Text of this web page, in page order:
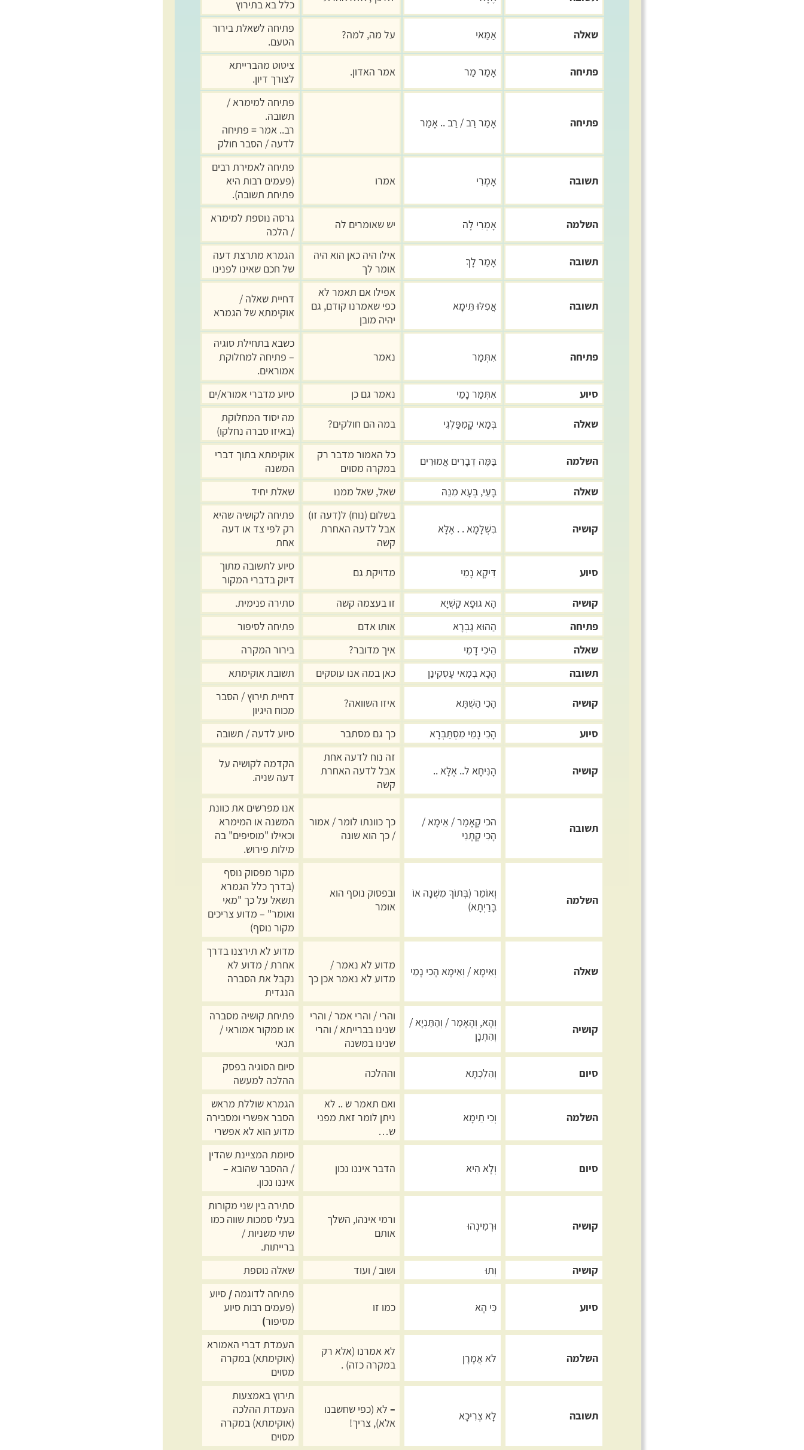
כלל בא בתירוץ
שאלה אַמַּאי על מה, למה?
פתיחה לשאלת בירור
הטעם.
פתיחה אָמַר מַר אמר האדון.
ציטוט מהברייתא
לצורך דיון.
פתיחה אָמַר רַב / רַב .. אָמַר
פתיחה למימרא /
תשובה.
רב.. אמר = פתיחה
לדעה / הסבר חולק
תשובה אָמְרִי אמרו
פתיחה לאמירת רבים
(פעמים רבות היא
פתיחת תשובה).
השלמה אָמְרִי לָה יש שאומרים לה
גרסה נוספת למימרא
/ הלכה
תשובה אָמַר לָךְ
אילו היה כאן הוא היה
אומר לך
הגמרא מתרצת דעה
של חכם שאינו לפנינו
תשובה אֲפִלּוּ תֵּימָא
אפילו אם תאמר לא
כפי שאמרנו קודם, גם
יהיה מובן
דחיית שאלה /
אוקימתא של הגמרא
פתיחה אִתְּמַר נאמר
כשבא בתחילת סוגיה
– פתיחה למחלוקת
אמוראים.
סיוע
אִתְּמַר נָמֵי נאמר גם כן סיוע מדברי אמורא/ים
שאלה בְּמַאי קָמִפַּלְגִי במה הם חולקים?
מה יסוד המחלוקת
(באיזו סברה נחלקו)
השלמה בַּמֶּה דְבָרִים אֲמוּרִים
כל האמור מדבר רק
במקרה מסוים
אוקימתא בתוך דברי
המשנה
שאלה
בָּעֵי, בְּעָא מִנֵּהּ שאל, שאל ממנו שאלת יחיד
קושיה בִּשְׁלָמָא . . אֶלָּא
בשלום (נוח) ל(דעה זו)
אבל לדעה האחרת
קשה
פתיחה לקושיה שהיא
רק לפי צד או דעה
אחת
סיוע דִּיקָא נָמֵי מדויקת גם
סיוע לתשובה מתוך
דיוק בדברי המקור
קושיה
הָא גוּפָא קַשְׁיָא זו בעצמה קשה
סתירה פנימית.
פתיחה
הַהוּא גַבְרָא אותו אדם
פתיחה לסיפור
שאלה
הֵיכִי דָמֵי איך מדובר?
בירור המקרה
תשובה
הָכָא בְמַאי עָסְקִינַן כאן במה אנו עוסקים תשובת אוקימתא
קושיה הָכִי הַשְׁתָּא איזו השוואה?
דחיית תירוץ / הסבר
מכוח היגיון
סיוע
הָכִי נָמֵי מִסְתַּבְּרָא כך גם מסתבר סיוע לדעה / תשובה
קושיה הָנִּיחָא ל.. אֶלָּא ..
זה נוח לדעה אחת
אבל לדעה האחרת
קשה
הקדמה לקושיה על
דעה שניה.
תשובה
הכי קָאָמַר / אֵימָא /
הָכִי קָתָנֵי
כך כוונתו לומר / אמור
/ כך הוא שונה
אנו מפרשים את כוונת
המשנה או המימרא
וכאילו "מוסיפים" בה
מילות פירוש.
השלמה
וְאוֹמֵר (בְּתוֹךְ מִשְׁנָה אוֹ
בָּרַיְתָא)
ובפסוק נוסף הוא
אומר
מקור מפסוק נוסף
(בדרך כלל הגמרא
תשאל על כך "מאי
ואומר" – מדוע צריכים
מקור נוסף)
שאלה וְאֵימָא / וְאֵימָא הָכִי נָמֵי
מדוע לא נאמר /
מדוע לא נאמר אכן כך
מדוע לא תירצנו בדרך
אחרת / מדוע לא
נקבל את הסברה
הנגדית
קושיה
וְהָא, וְהָאָמַר / וְהַתַּנְיָא /
וְהִתְנָן
והרי / והרי אמר / והרי
שנינו בברייתא / והרי
שנינו במשנה
פתיחת קושיה מסברה
או ממקור אמוראי /
תנאי
סיום וְהִלְכְתָא וההלכה
סיום הסוגיה בפסק
ההלכה למעשה
השלמה וְכִי תֵימָא
ואם תאמר ש .. לא
ניתן לומר זאת מפני
ש…
הגמרא שוללת מראש
הסבר אפשרי ומסבירה
מדוע הוא לא אפשרי
סיום וְלָא הִיא הדבר איננו נכון
סיומת המציינת שהדין
/ ההסבר שהובא –
איננו נכון.
קושיה וּרְמִינְהוּ
ורמי אינהו, השלך
אותם
סתירה בין שני מקורות
בעלי סמכות שווה כמו
שתי משניות /
ברייתות.
קושיה
וְתוּ ושוב / ועוד שאלה נוספת
סיוע כִּי הָא כמו זו
פתיחה לדוגמה /סיוע
(פעמים רבות סיוע
מסיפור)
השלמה לֹא אֲמָרָן
לא אמרנו (אלא רק
במקרה כזה) .
העמדת דברי האמורא
(אוקימתא) במקרה
מסוים
תשובה לָא צְרִיכָא – לא (כפי שחשבנו
אלא), צריך!
תירוץ באמצעות
העמדת ההלכה
(אוקימתא) במקרה
מסוים